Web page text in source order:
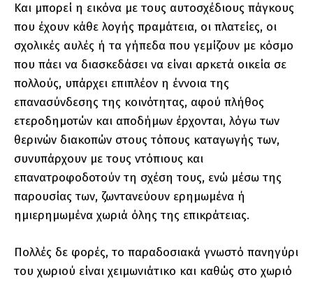
Και μπορεί η εικόνα με τους αυτοσχέδιους πάγκους
που έχουν κάθε λογής πραμάτεια, οι πλατείες, οι
σχολικές αυλές ή τα γήπεδα που γεμίζουν με κόσμο
που πάει να διασκεδάσει να είναι αρκετά οικεία σε
πολλούς, υπάρχει επιπλέον η έννοια της
επανασύνδεσης της κοινότητας, αφού πλήθος
ετεροδημοτών και αποδήμων έρχονται, λόγω των
θερινών διακοπών στους τόπους καταγωγής των,
συνυπάρχουν με τους ντόπιους και
επανατροφοδοτούν τη σχέση τους, ενώ μέσω της
παρουσίας των, ζωντανεύουν ερημωμένα ή
ημιερημωμένα χωριά όλης της επικράτειας.
Πολλές δε φορές, το παραδοσιακά γνωστό πανηγύρι
του χωριού είναι χειμωνιάτικο και καθώς στο χωριό